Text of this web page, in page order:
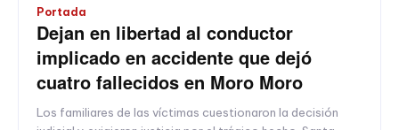
Portada
Dejan en libertad al conductor
implicado en accidente que dejó
cuatro fallecidos en Moro Moro
Los familiares de las víctimas cuestionaron la decisión